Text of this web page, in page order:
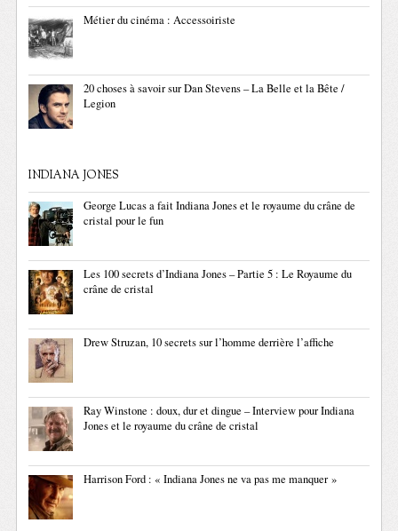
Métier du cinéma : Accessoiriste
20 choses à savoir sur Dan Stevens – La Belle et la Bête /
Legion
INDIANA JONES
George Lucas a fait Indiana Jones et le royaume du crâne de
cristal pour le fun
Les 100 secrets d’Indiana Jones – Partie 5 : Le Royaume du
crâne de cristal
Drew Struzan, 10 secrets sur l’homme derrière l’affiche
Ray Winstone : doux, dur et dingue – Interview pour Indiana
Jones et le royaume du crâne de cristal
Harrison Ford : « Indiana Jones ne va pas me manquer »